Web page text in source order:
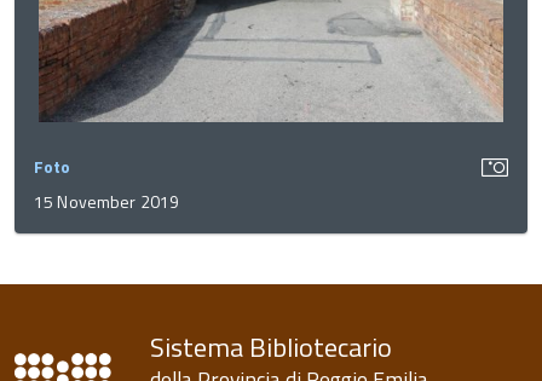
Foto
15 November 2019
Sistema Bibliotecario